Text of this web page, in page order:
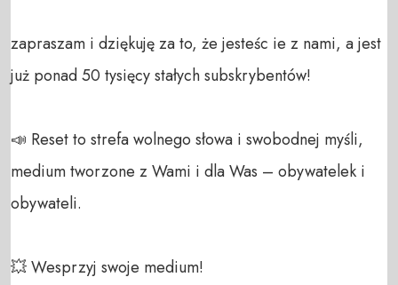
zapraszam i dziękuję za to, że jesteśc ie z nami, a jest
już ponad 50 tysięcy stałych subskrybentów!
📣 Reset to strefa wolnego słowa i swobodnej myśli,
medium tworzone z Wami i dla Was – obywatelek i
obywateli.
💥 Wesprzyj swoje medium!